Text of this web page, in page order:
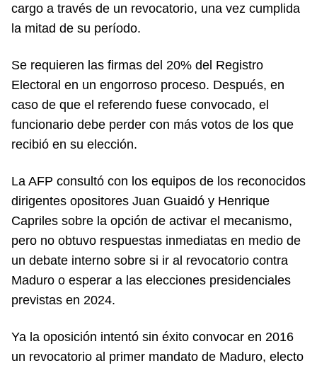
cargo a través de un revocatorio, una vez cumplida
la mitad de su período.
Se requieren las firmas del 20% del Registro
Electoral en un engorroso proceso. Después, en
caso de que el referendo fuese convocado, el
funcionario debe perder con más votos de los que
recibió en su elección.
La AFP consultó con los equipos de los reconocidos
dirigentes opositores Juan Guaidó y Henrique
Capriles sobre la opción de activar el mecanismo,
pero no obtuvo respuestas inmediatas en medio de
un debate interno sobre si ir al revocatorio contra
Maduro o esperar a las elecciones presidenciales
previstas en 2024.
Ya la oposición intentó sin éxito convocar en 2016
un revocatorio al primer mandato de Maduro, electo